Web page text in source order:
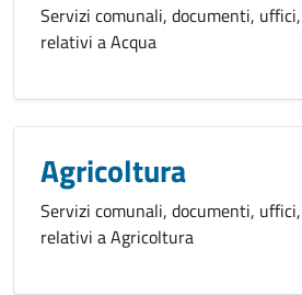
Servizi comunali, documenti,
relativi a Acqua
Agricoltura
Servizi comunali, documenti,
relativi a Agricoltura